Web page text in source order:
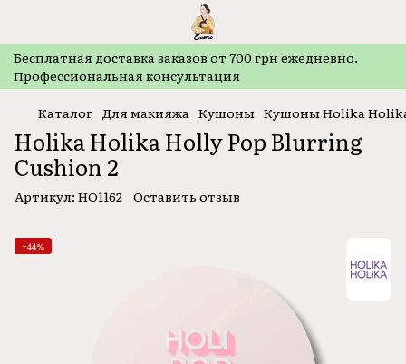
Бесплатная доставка заказов от 700 грн ежедневно.
Профессиональная консультация
Каталог Для макияжа Кушоны Кушоны Holika
Holika Holika Holly Pop Blurring
Cushion 2
Артикул: HO1162 Оставить отзыв
−44%